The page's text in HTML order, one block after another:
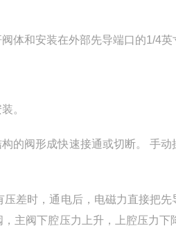
体和安装在外部先导端口的1/4英
。
的阀形成快速接通或切断。 手
差时，通电后，电磁力直接把
主阀下腔压力上升，上腔压力